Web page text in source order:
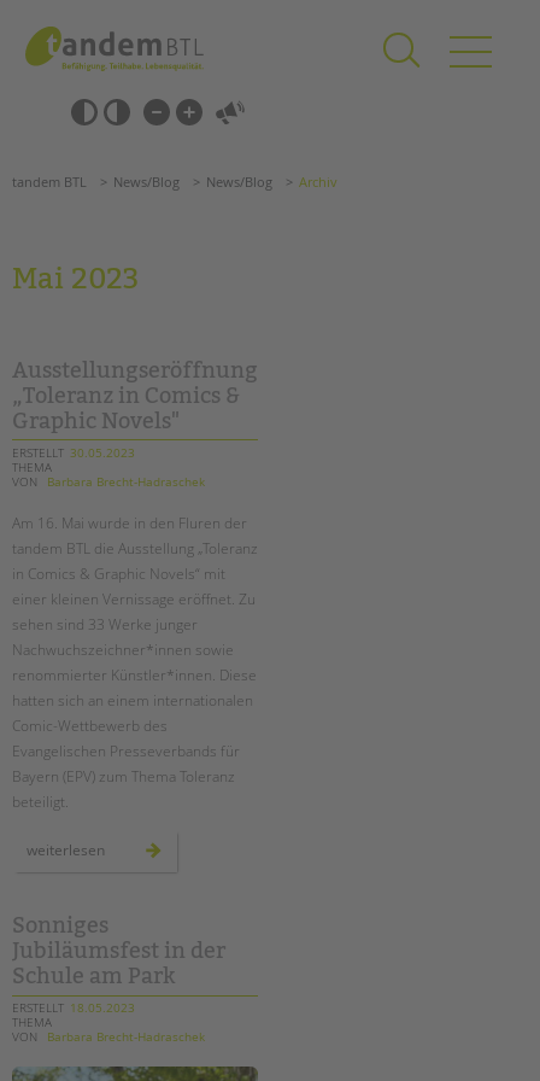
springen
Barrierefrei-
Einstellungen
überspringen
überspringen
Förderzentren
Kollegs
EFöB
Schulbezogene Sozialarbeit
Tagesgruppen
HILFEN ZUR ERZIEHUNG
EINGLIEDERUNGSHILFE
BETREUTES WOHNEN
TANDEM BTL AKADEMIE
Zertfikatskurse
Seminarkalender
Seminarräume
STADTTEILARBEIT
Bereiche im Überblick
Kinder- und Jugendschutz
Unsere Videos
Gesellschafter VdK
Suchen
tandem BTL News/Blog News/Blog Archiv
Mai 2023
Ausstellungseröffnung
„Toleranz in Comics &
Graphic Novels"
ERSTELLT 30.05.2023
THEMA
VON
Barbara Brecht-Hadraschek
Am 16. Mai wurde in den Fluren der
tandem BTL die Ausstellung „Toleranz
in Comics & Graphic Novels“ mit
einer kleinen Vernissage eröffnet. Zu
sehen sind 33 Werke junger
Nachwuchszeichner*innen sowie
renommierter Künstler*innen. Diese
hatten sich an einem internationalen
Comic-Wettbewerb des
Evangelischen Presseverbands für
Bayern (EPV) zum Thema Toleranz
beteiligt.
weiterlesen ausstellungseröffnung
„toleranz
graphic
novels"
Sonniges
Jubiläumsfest in der
Schule am Park
ERSTELLT 18.05.2023
THEMA
VON
Barbara Brecht-Hadraschek